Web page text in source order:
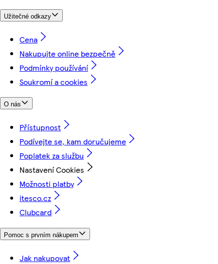
Užitečné odkazy
Cena
Nakupujte online bezpečně
Podmínky používání
Soukromí a cookies
O nás
Přístupnost
Podívejte se, kam doručujeme
Poplatek za službu
Nastavení Cookies
Možnosti platby
itesco.cz
Clubcard
Pomoc s prvním nákupem
Jak nakupovat